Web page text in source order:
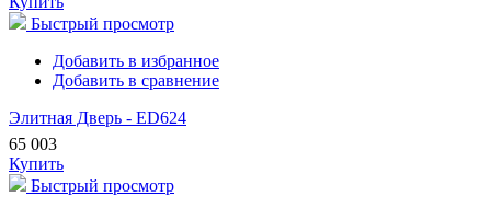
Быстрый просмотр
Добавить в избранное
Добавить в сравнение
Элитная Дверь - ED624
65 003
Купить
Быстрый просмотр